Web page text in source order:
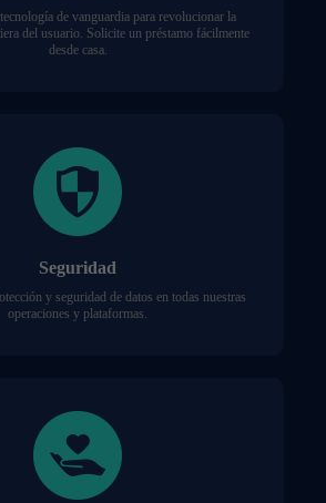
de vanguardia para revolucionar la
del usuario. Solicite un préstamo fácilmente
desde casa.
Seguridad
y seguridad de datos en todas nuestras
operaciones y plataformas.